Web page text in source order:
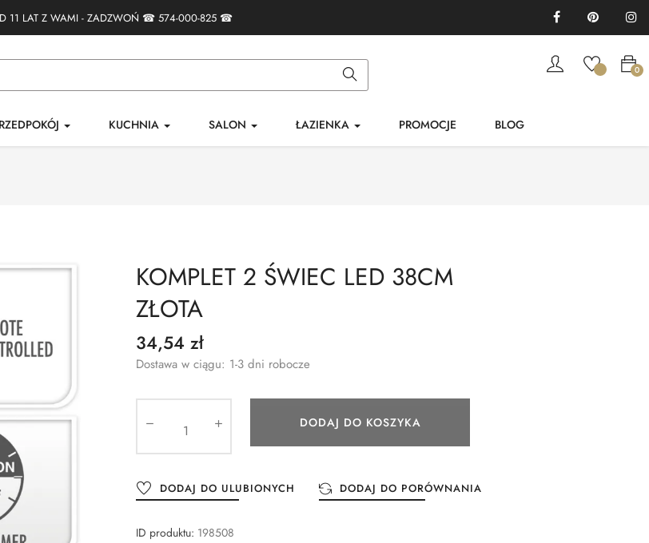
11 LAT Z WAMI - ZADZWOŃ ☎ 574-000-825 ☎ FacebookPinterest
0
KUCHNIA SALON ŁAZIENKA PROMOCJE BLOG
KOMPLET 2 ŚWIEC LED 38CM
ZŁOTA
34,54 zł
Dostawa w ciągu: 1-3 dni robocze
DODAJ DO KOSZYKA
DODAJ DO ULUBIONYCH DODAJ DO PORÓWNANIA
ID produktu: 198508